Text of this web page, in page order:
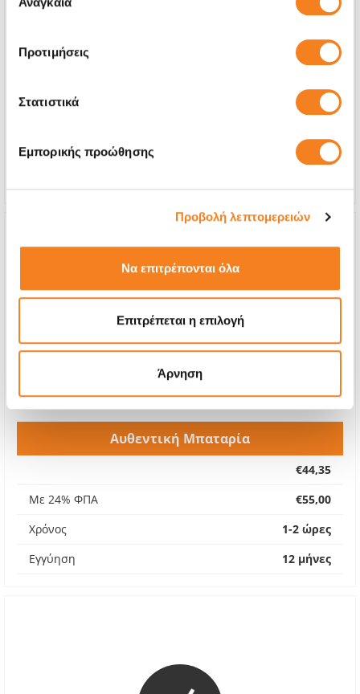
συγκατάθεσης
Προτιμήσεις
Στατιστικά
Εμπορικής προώθησης
Προβολή λεπτομερειών
Να επιτρέπονται όλα
Επιτρέπεται η επιλογή
Άρνηση
€104,83
€130,00
Χρόνος
2-4 ώρες
Αυθεντική Μπαταρία
€44,35
Με 24% ΦΠΑ
€55,00
Χρόνος
1-2 ώρες
Εγγύηση
12 μήνες